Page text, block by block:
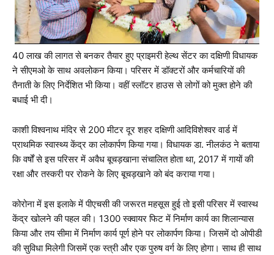
40 लाख की लागत से बनकर तैयार हुए प्राइमरी हेल्थ सेंटर का दक्षिणी विधायक
ने सीएमओ के साथ अवलोकन किया। परिसर में डॉक्टरों और कर्मचारियों की
तैनाती के लिए निर्देशित भी किया। वहीं स्लॉटर हाउस से लोगों को मुक्त होने की
बधाई भी दी।
काशी विश्वनाथ मंदिर से 200 मीटर दूर शहर दक्षिणी आदिविशेश्वर वार्ड में
प्राथमिक स्वास्थ्य केंद्र का लोकार्पण किया गया। विधायक डा. नीलकंठ ने बताया
कि वर्षों से इस परिसर में अवैध बूचड़खाना संचालित होता था, 2017 में गायों की
रक्षा और तस्करी पर रोकने के लिए बूचड़खाने को बंद कराया गया।
कोरोना में इस इलाके में पीएचसी की जरूरत महसूस हुई तो इसी परिसर में स्वास्थ
केंद्र खोलने की पहल की। 1300 स्क्वायर फिट में निर्माण कार्य का शिलान्यास
किया और तय सीमा में निर्माण कार्य पूर्ण होने पर लोकार्पण किया। जिसमें दो ओपीडी
की सुविधा मिलेगी जिसमें एक स्त्री और एक पुरुष वर्ग के लिए होगा। साथ ही साथ